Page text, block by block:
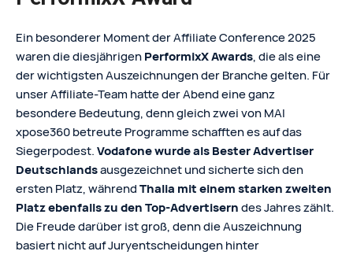
Ein besonderer Moment der Affiliate Conference 2025
waren die diesjährigenPerformixX Awards, die als eine
der wichtigsten Auszeichnungen der Branche gelten. Für
unser Affiliate-Team hatte der Abend eine ganz
besondere Bedeutung, denn gleich zwei von MAI
xpose360 betreute Programme schafften es auf das
Siegerpodest.Vodafone wurde als Bester Advertiser
Deutschlandsausgezeichnet und sicherte sich den
ersten Platz, währendThalia mit einem starken zweiten
Platz ebenfalls zu den Top-Advertiserndes Jahres zählt.
Die Freude darüber ist groß, denn die Auszeichnung
basiert nicht auf Juryentscheidungen hinter